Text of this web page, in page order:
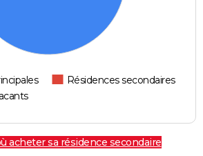
Résidences secondaires
acheter sa résidence secondaire